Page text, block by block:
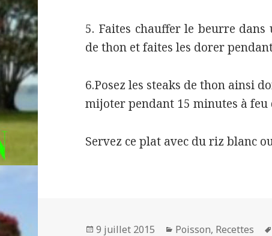
5. Faites chauffer le beurre dans
de thon et faites les dorer
6.Posez les steaks de thon ainsi
mijoter pendant 15 minutes à feu
Servez ce plat avec du riz blanc
Publié
9 juillet 2015 Catégories
Poisson, Recettes